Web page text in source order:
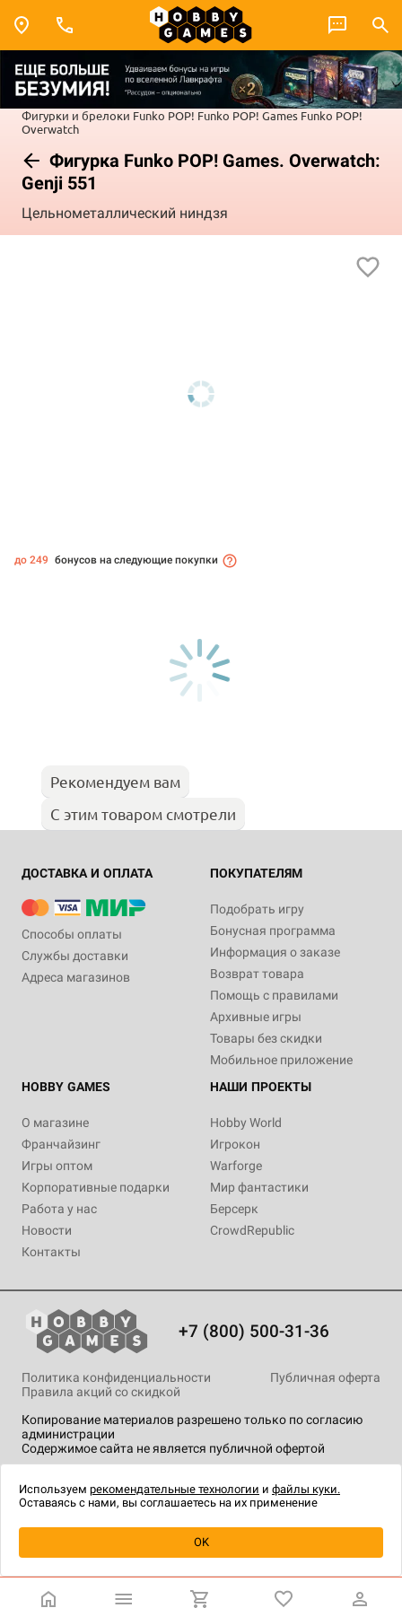
Фигурки и брелоки Funko POP! Funko POP! Games Funko POP!
Overwatch
Фигурка Funko POP! Games. Overwatch:
Genji 551
Цельнометаллический ниндзя
Купить| 2 490 ₽
до 249 бонусов на следующие покупки
Рекомендуем вам
С этим товаром смотрели
ДОСТАВКА И ОПЛАТА
Способы оплаты
Службы доставки
Адреса магазинов
ПОКУПАТЕЛЯМ
Подобрать игру
Бонусная программа
Информация о заказе
Возврат товара
Помощь с правилами
Архивные игры
Товары без скидки
Мобильное приложение
HOBBY GAMES
О магазине
Франчайзинг
Игры оптом
Корпоративные подарки
Работа у нас
Новости
Контакты
НАШИ ПРОЕКТЫ
Hobby World
Игрокон
Warforge
Мир фантастики
Берсерк
CrowdRepublic
+7 (800) 500-31-36
Копирование материалов разрешено только по согласию
администрации
Содержимое сайта не является публичной офертой
Политика конфиденциальности
Публичная оферта
Правила акций со скидкой
технологии.
Используем рекомендательные технологии и файлы куки.
Оставаясь с нами, вы соглашаетесь на их применение
OK